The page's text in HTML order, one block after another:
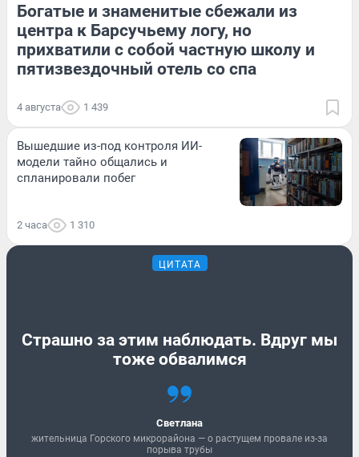
Богатые и знаменитые сбежали из
центра к Барсучьему логу, но
прихватили с собой частную школу и
пятизвездочный отель со спа
4 августа 1 439
Вышедшие из-под контроля ИИ-
модели тайно общались и
спланировали побег
2 часа 1 310
ЦИТАТА
Страшно за этим наблюдать. Вдруг мы
тоже обвалимся
Светлана
жительница Горского микрорайона — о растущем провале из-за
порыва трубы